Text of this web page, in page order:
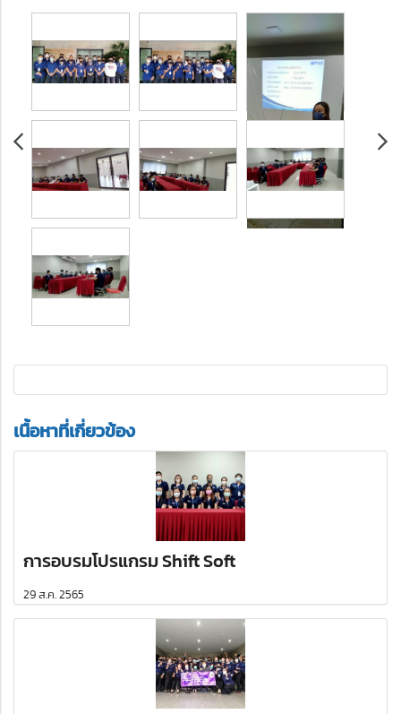
เนื้อหาที่เกี่ยวข้อง
การอบรมโปรแกรม Shift Soft
29 ส.ค. 2565